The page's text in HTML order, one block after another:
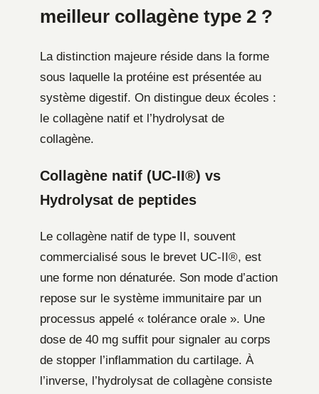
meilleur collagène type 2 ?
La distinction majeure réside dans la forme
sous laquelle la protéine est présentée au
système digestif. On distingue deux écoles :
le collagène natif et l’hydrolysat de
collagène.
Collagène natif (UC-II®) vs
Hydrolysat de peptides
Le collagène natif de type II, souvent
commercialisé sous le brevet UC-II®, est
une forme non dénaturée. Son mode d’action
repose sur le système immunitaire par un
processus appelé « tolérance orale ». Une
dose de 40 mg suffit pour signaler au corps
de stopper l’inflammation du cartilage. À
l’inverse, l’hydrolysat de collagène consiste